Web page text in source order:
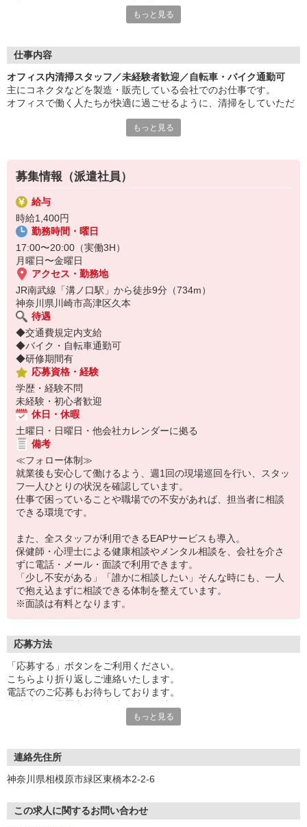
この機会に新たな一歩を踏み出してみませんか？
勤務は17時〜20時の短時間！
安心して慣れていけますよ。
土日休みで予定の立てやすさも良好です。
「溝ノ口駅」から徒歩圏内！
バイクは近くの駐輪場を使用していただきますが、
駐輪場代は支給しますのでご安心ください。
もっと見る
仕事内容
オフィス内清掃スタッフ／未経験者歓迎／自転車・バイク通勤可
主にコネクタなどを製造・販売している会社でのお仕事です。
オフィスで働く人たちが快適に過ごせるように、清掃をしていただ
業務は3人体制で、各ポジションを分担して作業を進めます。
＜主な作業内容＞
■オフィスフロア内のデスク周り・床などのゴミ回収
■床の掃除機掛け など
※床清掃は、コードレス掃除機を使用
※ゴミ回収は、ビニール袋を携帯して回収し分別
もっと見る
募集情報（派遣社員）
給与
時給1,400円
勤務時間・曜日
17:00〜20:00（実働3H）
月曜日〜金曜日
アクセス・勤務地
JR南武線「溝ノ口駅」から徒歩9分（734m）
神奈川県川崎市高津区久本
待遇
◆交通費規定内支給
◆バイク・自転車通勤可
◆研修期間有
応募資格・経験
学歴・経験不問
未経験・初心者歓迎
休日・休暇
土曜日・日曜日・他会社カレンダーに拠る
備考
≪フォロー体制≫
就業後も安心して働けるよう、週1回の現場巡回を行い、スタッ
フ一人ひとりの状況を確認しています。
仕事で困っていることや職場での不安があれば、担当者に相談
できる環境です。
また、全スタッフが利用できるEAPサービスも導入。
保健師・心理士による健康相談やメンタル相談を、会社を介さ
ずに電話・メール・面談で利用できます。
「少し不安がある」「誰かに相談したい」そんな時にも、一人
で抱え込まずに相談できる体制を整えています。
※面談は有料となります。
応募方法
「応募する」ボタンをご利用ください。
こちらより折り返しご連絡いたします。
電話でのご応募もお待ちしております。
もっと見る
連絡先住所
神奈川県相模原市緑区東橋本2-2-6
この求人に関するお問い合わせ